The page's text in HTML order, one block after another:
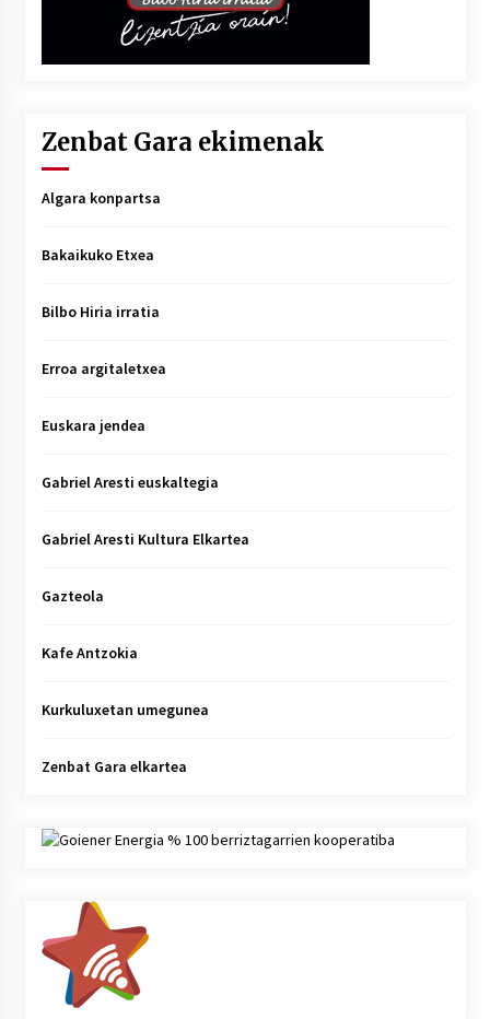
Zenbat Gara ekimenak
Algara konpartsa
Bakaikuko Etxea
Bilbo Hiria irratia
Erroa argitaletxea
Euskara jendea
Gabriel Aresti euskaltegia
Gabriel Aresti Kultura Elkartea
Gazteola
Kafe Antzokia
Kurkuluxetan umegunea
Zenbat Gara elkartea